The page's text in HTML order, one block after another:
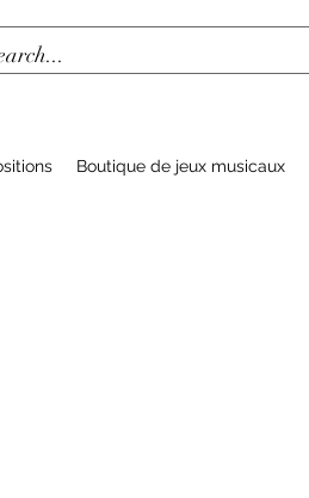
Boutique de jeux musicaux